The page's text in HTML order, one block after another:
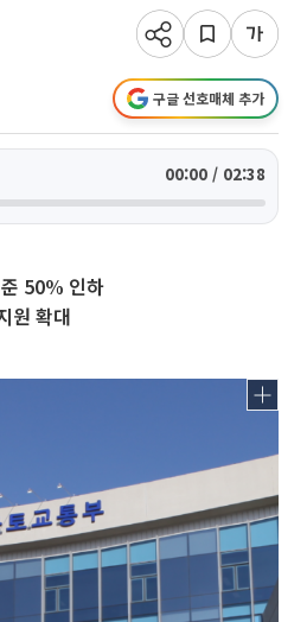
구글 선호매체 추가
00:00 / 02:38
50% 인하
원 확대